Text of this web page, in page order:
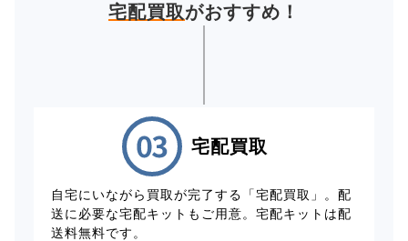
宅配買取がおすすめ！
宅配買取
自宅にいながら買取が完了する「宅配買取」。配
送に必要な宅配キットもご用意。宅配キットは配
送料無料です。